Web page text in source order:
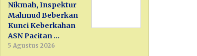
Nikmah, Inspektur
Mahmud Beberkan
Kunci Keberkahan
ASN Pacitan …
5 Agustus 2026